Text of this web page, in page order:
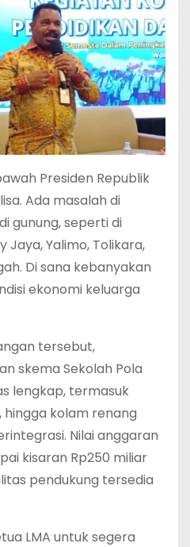
Presiden Republik
Ada masalah di
gunung, seperti di
Jaya, Yalimo, Tolikara,
Di sana kebanyakan
ekonomi keluarga
tersebut,
skema Sekolah Pola
lengkap, termasuk
kolam renang
Nilai anggaran
kisaran Rp250 miliar
pendukung tersedia
LMA untuk segera